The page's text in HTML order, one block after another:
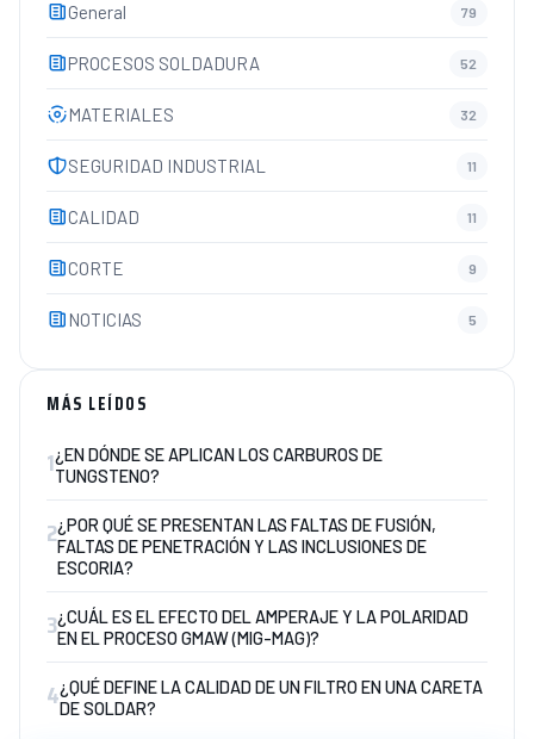
General 79
PROCESOS SOLDADURA 52
MATERIALES 32
SEGURIDAD INDUSTRIAL 11
CALIDAD 11
CORTE 9
NOTICIAS 5
MÁS LEÍDOS
1¿EN DÓNDE SE APLICAN LOS CARBUROS DE
TUNGSTENO?
2¿POR QUÉ SE PRESENTAN LAS FALTAS DE FUSIÓN,
FALTAS DE PENETRACIÓN Y LAS INCLUSIONES DE
ESCORIA?
3¿CUÁL ES EL EFECTO DEL AMPERAJE Y LA POLARIDAD
EN EL PROCESO GMAW (MIG-MAG)?
4¿QUÉ DEFINE LA CALIDAD DE UN FILTRO EN UNA CARETA
DE SOLDAR?